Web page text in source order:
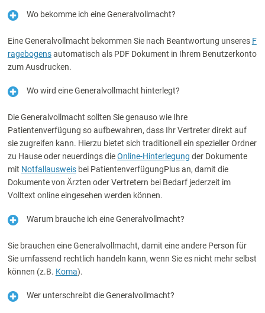
Wo bekomme ich eine Generalvollmacht?
Eine Generalvollmacht bekommen Sie nach Beantwortung unseres F
ragebogensautomatisch als PDF Dokument in Ihrem Benutzerkonto
zum Ausdrucken.
Wo wird eine Generalvollmacht hinterlegt?
Die Generalvollmacht sollten Sie genauso wie Ihre
Patientenverfügung so aufbewahren, dass Ihr Vertreter direkt auf
sie zugreifen kann. Hierzu bietet sich traditionell ein spezieller Ordner
zu Hause oder neuerdings dieOnline-Hinterlegung der Dokumente
mit Notfallausweisbei PatientenverfügungPlus an, damit die
Dokumente von Ärzten oder Vertretern bei Bedarf jederzeit im
Volltext online eingesehen werden können.
Warum brauche ich eine Generalvollmacht?
Sie brauchen eine Generalvollmacht, damit eine andere Person für
Sie umfassend rechtlich handeln kann, wenn Sie es nicht mehr selbst
können (z.B. Koma).
Wer unterschreibt die Generalvollmacht?